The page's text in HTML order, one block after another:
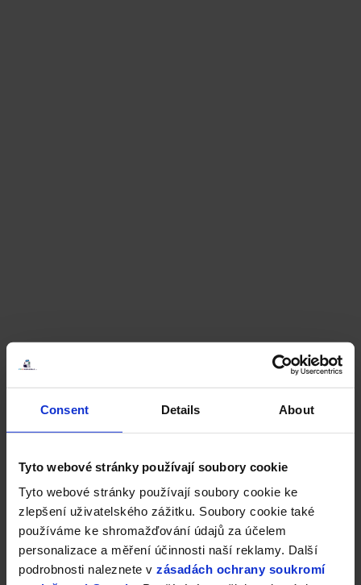
Consent Details About
Tyto webové stránky používají soubory cookie
Tyto webové stránky používají soubory cookie ke
zlepšení uživatelského zážitku. Soubory cookie také
používáme ke shromažďování údajů za účelem
personalizace a měření účinnosti naší reklamy. Další
podrobnosti naleznete v zásadách ochrany soukromí